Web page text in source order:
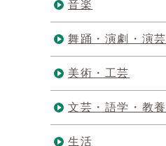
音楽
舞踊・演劇・演芸
美術・工芸
文芸・語学・教養
生活